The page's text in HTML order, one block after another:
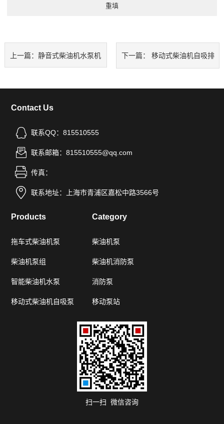
上一篇： 静音式柴油机水泵机 下一篇： 移动式柴油机自吸排
Contact Us
联系QQ：815510555
联系邮箱：815510555@qq.com
传真：
联系地址：上海市青浦区嘉松中路3566号
Products
拖车式柴油机泵
柴油机泵组
智能柴油机水泵
移动式柴油机自吸泵
Category
柴油机泵
柴油机消防泵
消防泵
移动泵站
扫一扫 微信咨询